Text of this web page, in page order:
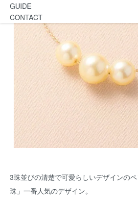
GUIDE
CONTACT
3珠並びの清楚で可愛らしいデザインの
珠」一番人気のデザイン。